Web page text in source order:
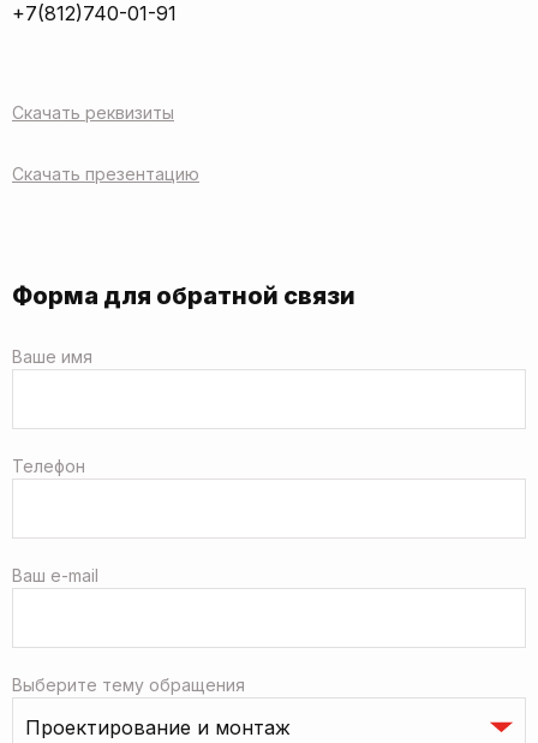
+7(812)740-01-91
Скачать реквизиты
Скачать презентацию
Форма для обратной связи
Ваше имя
Телефон
Ваш e-mail
Выберите тему обращения